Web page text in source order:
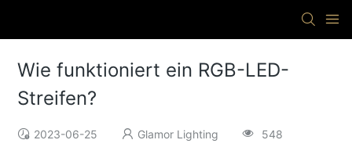
Wie funktioniert ein RGB-LED-
Streifen?
2023-06-25 Glamor Lighting 548